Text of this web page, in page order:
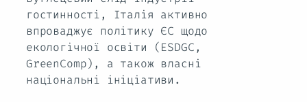
гостинності, Італія активно
впроваджує політику ЄС щодо
екологічної освіти (ESDGC,
GreenComp), а також власні
національні ініціативи.